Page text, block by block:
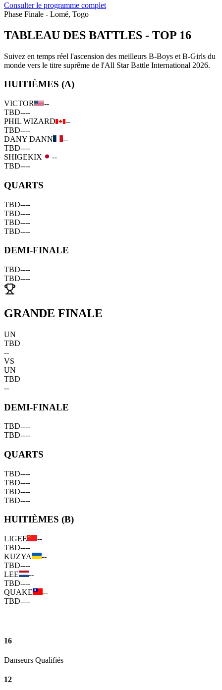
Consulter le programme complet
Phase Finale - Lomé, Togo
TABLEAU DES BATTLES - TOP 16
Suivez en temps réel l'ascension des meilleurs B-Boys et B-Girls du
monde vers le titre suprême de l'All Star Battle International 2026.
HUITIÈMES (A)
VICTOR
--
TBD----
PHIL WIZARD
--
TBD----
DANY DANN
--
TBD----
SHIGEKIX
--
TBD----
QUARTS
TBD----
TBD----
TBD----
TBD----
DEMI-FINALE
TBD----
TBD----
GRANDE FINALE
UN
TBD
--
VS
UN
TBD
--
DEMI-FINALE
TBD----
TBD----
QUARTS
TBD----
TBD----
TBD----
TBD----
HUITIÈMES (B)
LIGEE
--
TBD----
KUZYA
--
TBD----
LEE
--
TBD----
QUAKE
--
TBD----
16
Danseurs Qualifiés
12